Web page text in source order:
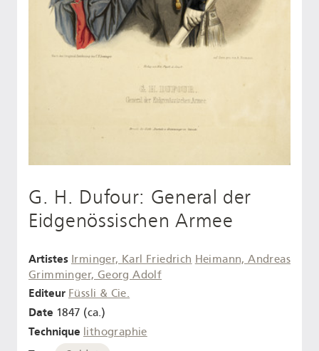
G. H. Dufour: General der
Eidgenössischen Armee
Artistes Irminger, Karl Friedrich Heimann, Andreas
Grimminger, Georg Adolf
Editeur Füssli & Cie.
Date 1847 (ca.)
Technique lithographie